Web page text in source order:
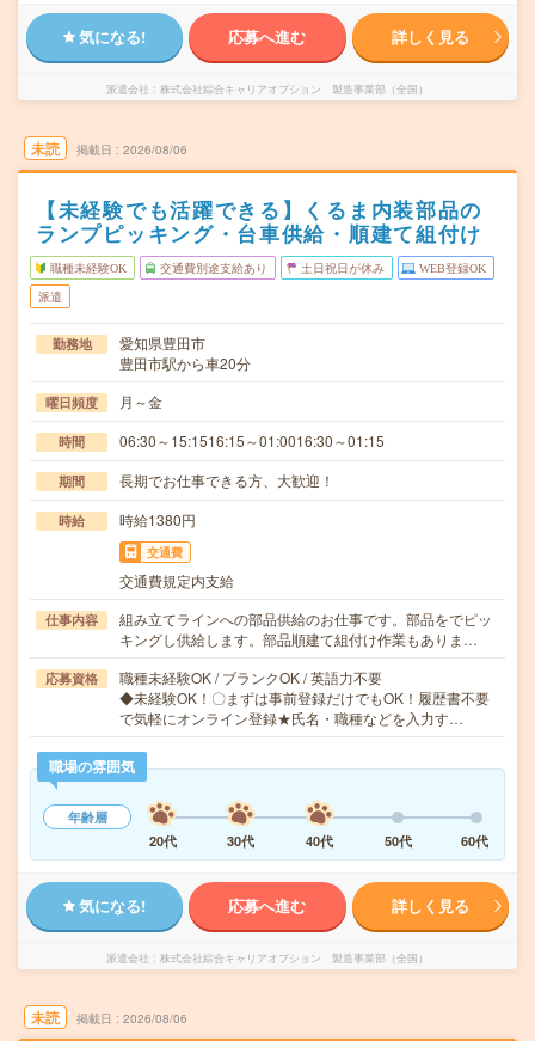
気になる! 応募へ進む 詳しく見る
派遣会社 株式会社綜合キャリアオプション 製造事業部（全国）
未読 掲載日 2026/08/06
【未経験でも活躍できる】くるま内装部品の
ランプピッキング・台車供給・順建て組付け
職種未経験OK 交通費別途支給あり 土日祝日が休み WEB登録OK
派遣
勤務地
愛知県豊田市
豊田市駅から車20分
曜日頻度 月～金
時間 06:30～15:1516:15～01:0016:30～01:15
期間 長期でお仕事できる方、大歓迎！
時給 時給1380円
交通費
交通費規定内支給
仕事内容
組み立てラインへの部品供給のお仕事です。部品をでピッ
キングし供給します。部品順建て組付け作業もありま…
応募資格
職種未経験OK / ブランクOK / 英語力不要
◆未経験OK！〇まずは事前登録だけでもOK！履歴書不要
で気軽にオンライン登録★氏名・職種などを入力す…
職場の雰囲気
年齢層
20代
30代 40代 50代 60代
気になる! 応募へ進む 詳しく見る
派遣会社 株式会社綜合キャリアオプション 製造事業部（全国）
未読 掲載日 2026/08/06